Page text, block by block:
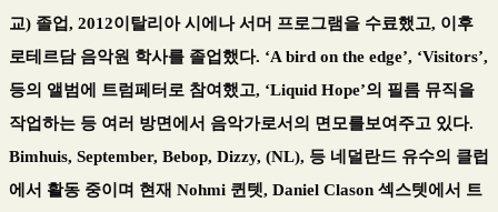
교) 졸업, 2012이탈리아 시에나 서머 프로그램을 수료했고, 이후
로테르담 음악원 학사를 졸업했다. ‘A bird on the edge’, ‘Visitors’,
등의 앨범에 트럼페터로 참여했고, ‘Liquid Hope’의 필름 뮤직을
작업하는 등 여러 방면에서 음악가로서의 면모를보여주고 있다.
Bimhuis, September, Bebop, Dizzy, (NL), 등 네덜란드 유수의 클럽
에서 활동 중이며 현재 Nohmi 퀸텟, Daniel Clason 섹스텟에서 트